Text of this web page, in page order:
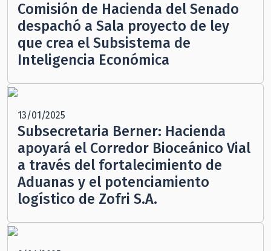
Comisión de Hacienda del Senado
despachó a Sala proyecto de ley
que crea el Subsistema de
Inteligencia Económica
13/01/2025
Subsecretaria Berner: Hacienda
apoyará el Corredor Bioceánico Vial
a través del fortalecimiento de
Aduanas y el potenciamiento
logístico de Zofri S.A.